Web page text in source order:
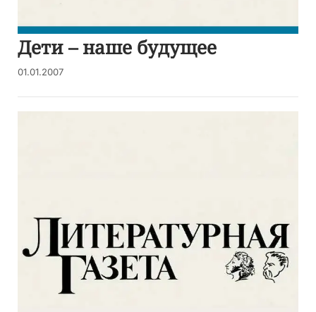
Дети – наше будущее
01.01.2007